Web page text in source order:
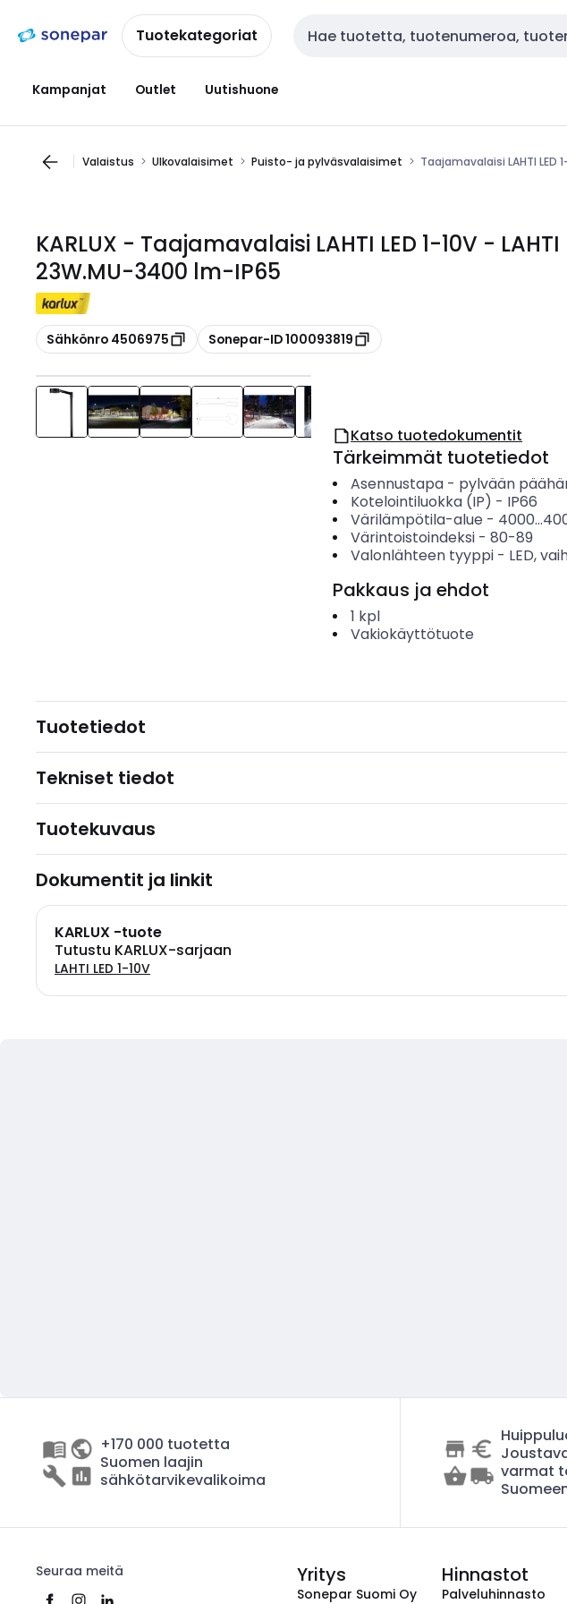
navigointiinsisältöönTuotekategoriat Haku
Kampanjat Outlet Uutishuone
Valaistus Ulkovalaisimet Puisto- ja pylväsvalaisimet Taajamavalaisi LAHTI LED
KARLUX - Taajamavalaisi LAHTI LED 1-10V - LAHTI
23W.MU-3400 lm-IP65
Kopioi
Sähkönro 4506975 Kopioi
Sonepar-ID 100093819
Katso tuotedokumentit
Tärkeimmät tuotetiedot
Asennustapa- pylvään
Kotelointiluokka (IP) - IP66
Värilämpötila-alue -
Värintoistoindeksi- 80-89
Valonlähteen tyyppi- LED,
Pakkaus ja ehdot
1 kpl
Vakiokäyttötuote
Tuotetiedot
Tekniset tiedot
Tuotekuvaus
Dokumentit ja linkit
KARLUX -tuote
Tutustu KARLUX-sarjaan
LAHTI LED 1-10V
+170 000 tuotetta
Suomen laajin
sähkötarvikevalikoima
varmat
Seuraa meitä Yritys
Sonepar Suomi Oy
Hinnastot
Palveluhinnasto